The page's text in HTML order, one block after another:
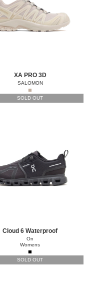
XA PRO 3D
SALOMON
■
SOLD OUT
Cloud 6 Waterproof
On
Womens
■
SOLD OUT